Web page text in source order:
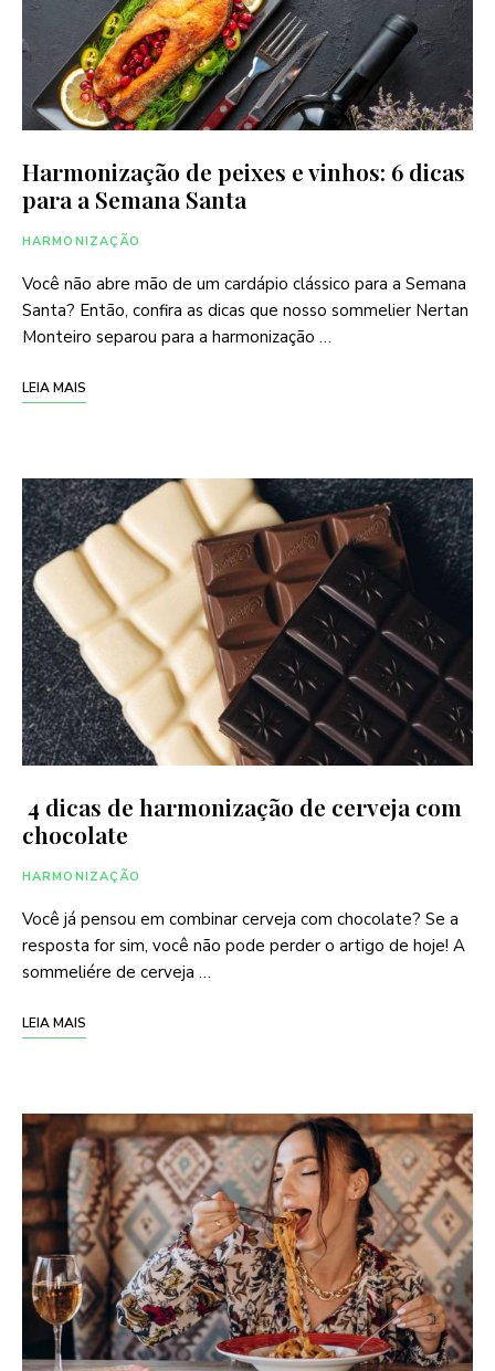
Harmonização de peixes e vinhos: 6 dicas
para a Semana Santa
HARMONIZAÇÃO
Você não abre mão de um cardápio clássico para a Semana
Santa? Então, confira as dicas que nosso sommelier Nertan
Monteiro separou para a harmonização …
LEIA MAIS
4 dicas de harmonização de cerveja com
chocolate
HARMONIZAÇÃO
Você já pensou em combinar cerveja com chocolate? Se a
resposta for sim, você não pode perder o artigo de hoje! A
sommeliére de cerveja …
LEIA MAIS